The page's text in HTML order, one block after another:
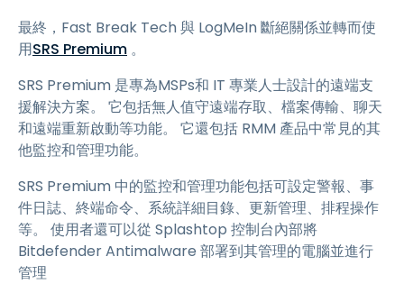
最終，Fast Break Tech 與 LogMeIn 斷絕關係並轉而使
用SRS Premium 。
SRS Premium 是專為MSPs和 IT 專業人士設計的遠端支
援解決方案。 它包括無人值守遠端存取、檔案傳輸、聊天
和遠端重新啟動等功能。 它還包括 RMM 產品中常見的其
他監控和管理功能。
SRS Premium 中的監控和管理功能包括可設定警報、事
件日誌、終端命令、系統詳細目錄、更新管理、排程操作
等。 使用者還可以從 Splashtop 控制台內部將
Bitdefender Antimalware 部署到其管理的電腦並進行
管理